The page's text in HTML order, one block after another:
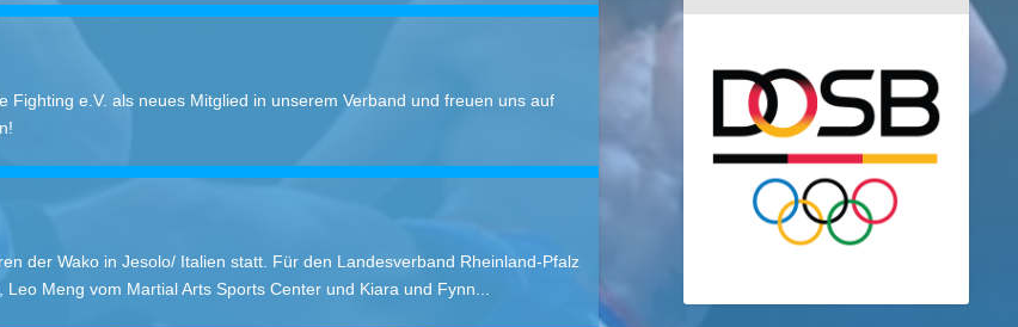
e.V. als neues Mitglied in unserem Verband und freuen uns auf
der Wako in Jesolo/ Italien statt. Für den Landesverband Rheinland-Pfalz
Meng vom Martial Arts Sports Center und Kiara und Fynn...